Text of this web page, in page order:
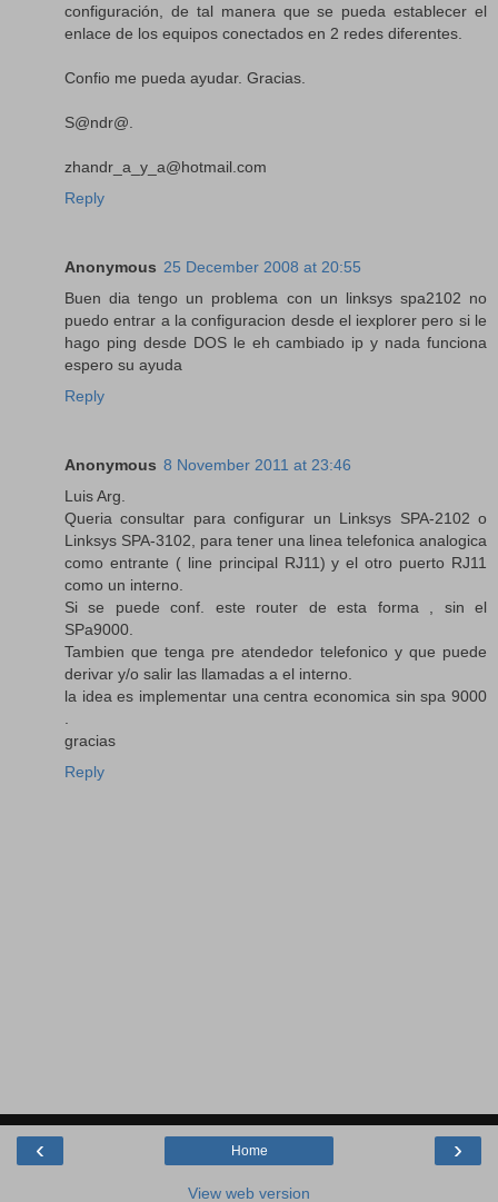
configuración, de tal manera que se pueda establecer el
enlace de los equipos conectados en 2 redes diferentes.
Confio me pueda ayudar. Gracias.
S@ndr@.
zhandr_a_y_a@hotmail.com
Reply
Anonymous 25 December 2008 at 20:55
Buen dia tengo un problema con un linksys spa2102 no
puedo entrar a la configuracion desde el iexplorer pero si le
hago ping desde DOS le eh cambiado ip y nada funciona
espero su ayuda
Reply
Anonymous 8 November 2011 at 23:46
Luis Arg.
Queria consultar para configurar un Linksys SPA-2102 o
Linksys SPA-3102, para tener una linea telefonica analogica
como entrante ( line principal RJ11) y el otro puerto RJ11
como un interno.
Si se puede conf. este router de esta forma , sin el
SPa9000.
Tambien que tenga pre atendedor telefonico y que puede
derivar y/o salir las llamadas a el interno.
la idea es implementar una centra economica sin spa 9000
.
gracias
Reply
‹ ›
Home
View web version